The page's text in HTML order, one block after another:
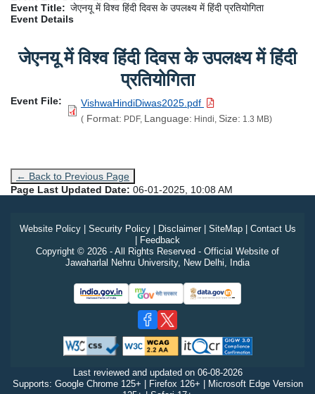
Event Title
जेएनयू में विश्व हिंदी दिवस के उपलक्ष्य में हिंदी प्रतियोगिता
Event Details
जेएनयू में विश्व हिंदी दिवस के उपलक्ष्य में हिंदी
प्रतियोगिता
Event File VishwaHindiDiwas2025.pdf
( Format: PDF, Language: Hindi, Size: 1.3 MB)
← Back to Previous Page
Page Last Updated Date: 06-01-2025, 10:08 AM
Website Policy| Security Policy| Disclaimer| SiteMap| Contact Us
Feedback
Copyright © 2026 - All Rights Reserved - Official Website of
Jawaharlal Nehru University, New Delhi, India
Last reviewed and updated on 06-08-2026
Supports: Google Chrome 125+ | Firefox 126+ | Microsoft Edge Version